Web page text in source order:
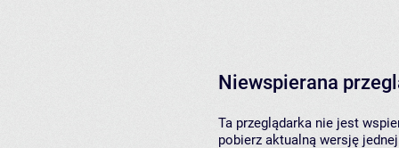
Niewspierana
Ta przeglądarka nie jest
pobierz aktualną wersję